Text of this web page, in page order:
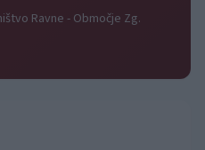
Ravne - Območje Zg.